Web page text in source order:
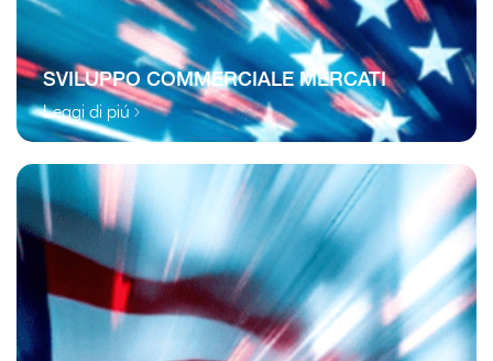
SVILUPPO COMMERCIALE MERCATI
Leggi di piú